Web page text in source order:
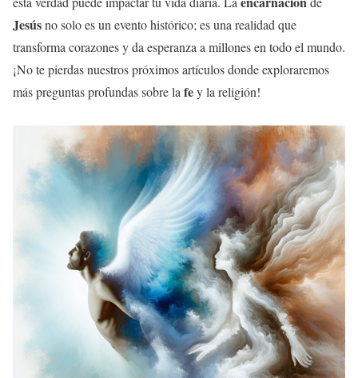
Jesúsno solo es un evento histórico; es una realidad que
transforma corazones y da esperanza a millones en todo el mundo.
¡No te pierdas nuestros próximos artículos donde exploraremos
más preguntas profundas sobre la fey la religión!